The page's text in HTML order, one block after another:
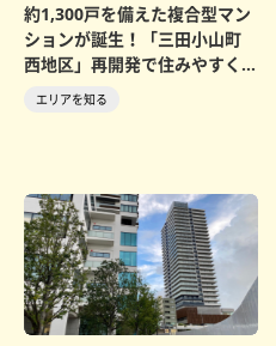
約1,300戸を備えた複合型マン
ションが誕生！「三田小山町
西地区」再開発で住みやすく
災害に強い街に
エリアを知る